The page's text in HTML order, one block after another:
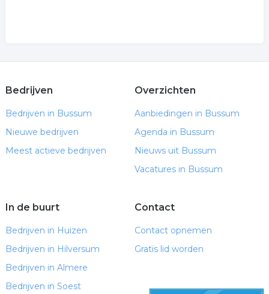
Bedrijven
Bedrijven in Bussum
Nieuwe bedrijven
Meest actieve bedrijven
Overzichten
Aanbiedingen in Bussum
Agenda in Bussum
Nieuws uit Bussum
Vacatures in Bussum
In de buurt
Bedrijven in Huizen
Bedrijven in Hilversum
Bedrijven in Almere
Bedrijven in Soest
Contact
Contact opnemen
Gratis lid worden